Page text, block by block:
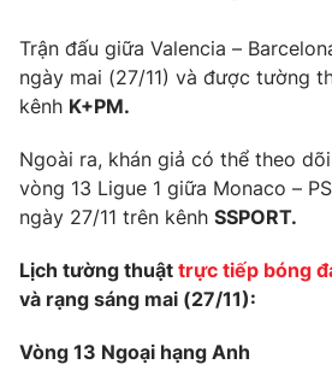
Trận đấu giữa Valencia –
ngày mai (27/11) và được tường
kênh K+PM.
Ngoài ra, khán giả có thể theo
vòng 13 Ligue 1 giữa Monaco –
ngày 27/11 trên kênh SSPORT.
Lịch tường thuật trực tiếp bóng
và rạng sáng mai (27/11):
Vòng 13 Ngoại hạng Anh